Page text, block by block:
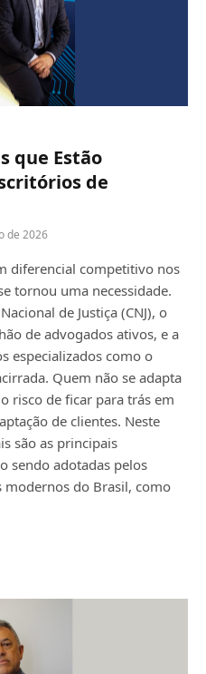
que Estão
de
de 2026
diferencial competitivo nos
tornou uma necessidade.
de Justiça (CNJ), o
de advogados ativos, e a
especializados como o
Quem não se adapta
risco de ficar para trás em
de clientes. Neste
são as principais
sendo adotadas pelos
modernos do Brasil, como